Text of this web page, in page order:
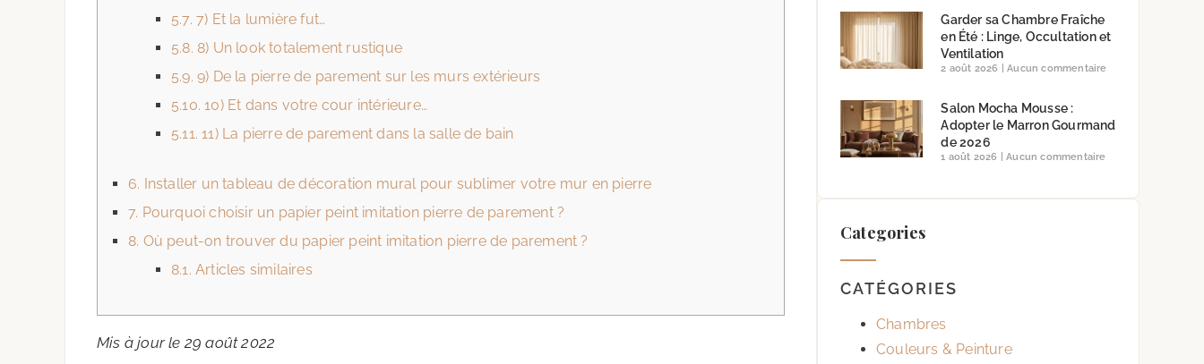
5.7. 7) Et la lumière fut…
5.8. 8) Un look totalement rustique
5.9. 9) De la pierre de parement sur les murs extérieurs
5.10. 10) Et dans votre cour intérieure…
5.11. 11) La pierre de parement dans la salle de bain
6. Installer un tableau de décoration mural pour sublimer votre mur en pierre
7. Pourquoi choisir un papier peint imitation pierre de parement ?
8. Où peut-on trouver du papier peint imitation pierre de parement ?
8.1. Articles similaires
Mis à jour le 29 août 2022
Garder sa Chambre Fraîche
en Été : Linge, Occultation et
Ventilation
2 août 2026 Aucun commentaire
Salon Mocha Mousse :
Adopter le Marron Gourmand
de 2026
1 août 2026 Aucun commentaire
Categories
CATÉGORIES
Chambres
Couleurs & Peinture